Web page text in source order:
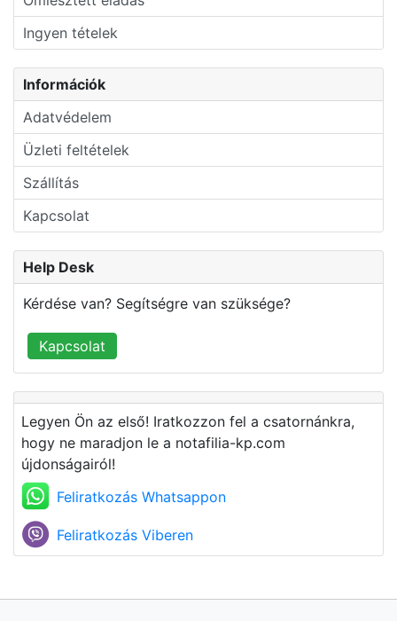
Ingyen tételek
Információk
Adatvédelem
Üzleti feltételek
Szállítás
Kapcsolat
Help Desk
Kérdése van? Segítségre van szüksége?
Kapcsolat
Legyen Ön az első! Iratkozzon fel a csatornánkra,
hogy ne maradjon le a notafilia-kp.com
újdonságairól!
Feliratkozás Whatsappon
Feliratkozás Viberen